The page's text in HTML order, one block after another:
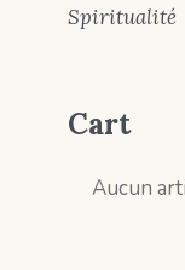
Spiritualité
Cart
Aucun